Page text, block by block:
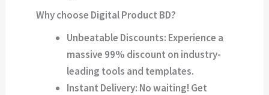
Why choose Digital Product BD?
Unbeatable Discounts: Experience a
massive 99% discount on industry-
leading tools and templates.
Instant Delivery: No waiting! Get